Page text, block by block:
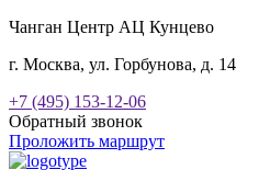
Чанган Центр АЦ Кунцево
г. Москва, ул. Горбунова, д. 14
+7 (495) 153-12-06
Обратный звонок
Проложить маршрут